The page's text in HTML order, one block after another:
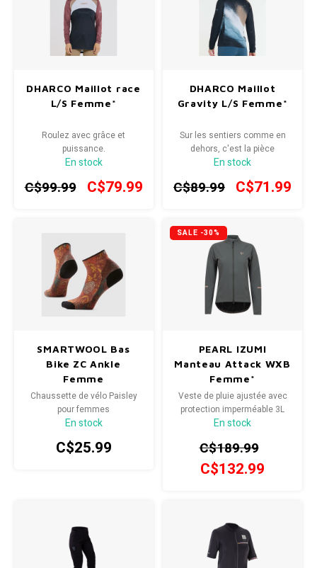
DHARCO Maillot race
L/S Femme*
Roulez avec grâce et
puissance.
En stock
C$99.99 C$79.99
DHARCO Maillot
Gravity L/S Femme*
Sur les sentiers comme en
dehors, c'est la pièce
indispensable que vous
En stock
C$89.99 C$71.99
SMARTWOOL Bas
Bike ZC Ankle
Femme
Chaussette de vélo Paisley
pour femmes
En stock
C$25.99
SALE -30%
PEARL IZUMI
Manteau Attack WXB
Femme*
Veste de pluie ajustée avec
protection imperméable 3L
En stock
C$189.99
C$132.99